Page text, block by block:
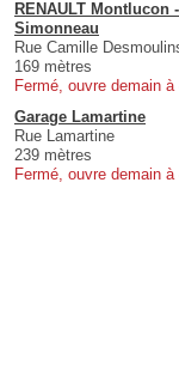
RENAULT Montlucon
Simonneau
Rue Camille
169 mètres
Fermé, ouvre demain à
Garage Lamartine
Rue Lamartine
239 mètres
Fermé, ouvre demain à